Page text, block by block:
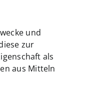
und
zur
als
aus Mitteln